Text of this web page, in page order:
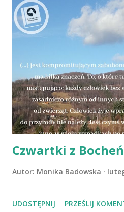
decyduje się odebrać słyszy w
niezidentyfikowane głosy i
odwiedza wciąż siostry Bolesne,
wszystkich, co sprawia, że
pogrążać się w żałowaniu dni
niewykorzystanych, czynów
odnaleźć Eleonorę, gdyż
świata dobiega ich jej głos. Głos
Czwartki z
Autor: Monika Badowska
UDOSTĘPNIJ PRZEŚLIJ